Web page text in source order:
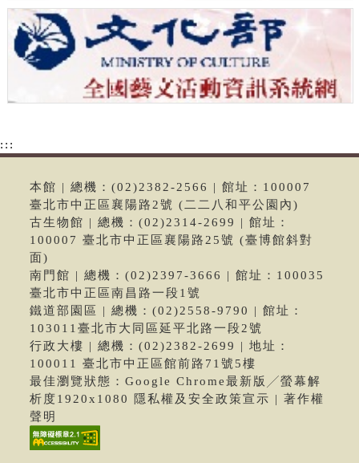
:::
本館 | 總機：(02)2382-2566 | 館址：100007
臺北市中正區襄陽路2號 (二二八和平公園內)
古生物館 | 總機：(02)2314-2699 | 館址：
100007 臺北市中正區襄陽路25號 (臺博館斜對
面)
南門館 | 總機：(02)2397-3666 | 館址：100035
臺北市中正區南昌路一段1號
鐵道部園區 | 總機：(02)2558-9790 | 館址：
103011臺北市大同區延平北路一段2號
行政大樓 | 總機：(02)2382-2699 | 地址：
100011 臺北市中正區館前路71號5樓
最佳瀏覽狀態：Google Chrome最新版╱螢幕解
析度1920x1080 隱私權及安全政策宣示 | 著作權
聲明